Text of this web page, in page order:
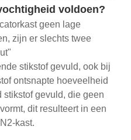
voldoen?
geen lage
zijn er slechts twee
stikstof gevuld, ook bij
ontsnapte hoeveelheid
stikstof gevuld, die geen
dit resulteert in een
kast.